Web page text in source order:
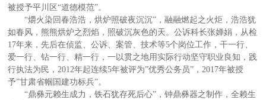
被授予平川区“道德模范”。
“爝火染回春浩浩，烘炉照破夜沉沉”，融融燃起之火炬，浩浩犹
如春风，熊熊烘炉之烈焰，照破沉灰色的天。公诉科长张婵娟，从检
17年来，先后在侦监、公诉、案管、技术等5个岗位工作，干一行、
爱一行、钻一行、精一行，一以贯之地用实际行动坚守职业良知，践
行执法为民，2012年起连续5年被评为”优秀公务员”，2017年被授
予”甘肃省帼国建功标兵”。
“鼎彝元赖生成力，铁石犹存死后心”，钟鼎彝器之制作，全赖生